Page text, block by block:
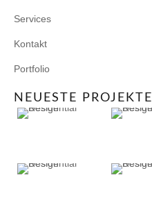
Services
Kontakt
Portfolio
NEUESTE PROJEKTE